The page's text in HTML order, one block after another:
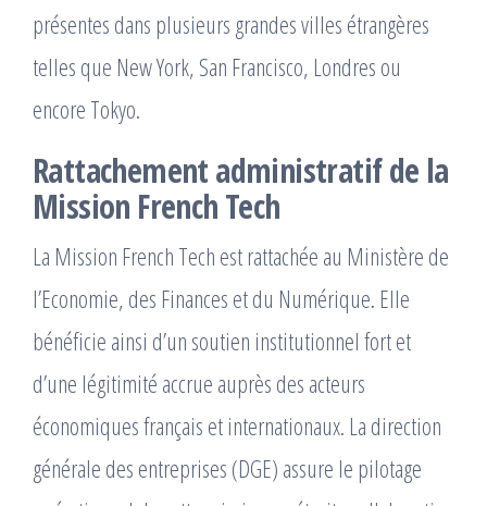
présentes dans plusieurs grandes villes étrangères
telles que New York, San Francisco, Londres ou
encore Tokyo.
Rattachement administratif de la
Mission French Tech
La Mission French Tech est rattachée au Ministère de
l’Economie, des Finances et du Numérique. Elle
bénéficie ainsi d’un soutien institutionnel fort et
d’une légitimité accrue auprès des acteurs
économiques français et internationaux. La direction
générale des entreprises (DGE) assure le pilotage